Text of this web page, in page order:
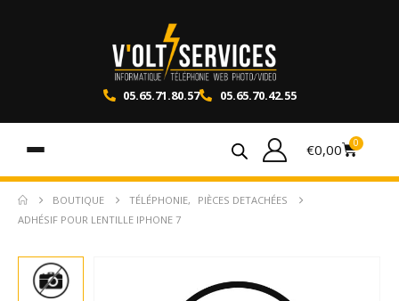
05.65.71.80.57 05.65.70.42.55
€0,00 0
BOUTIQUE TÉLÉPHONIE,
PIÈCES DETACHÉES
ADHÉSIF POUR LENTILLE IPHONE 7